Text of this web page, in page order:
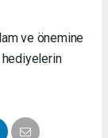
ve önemine